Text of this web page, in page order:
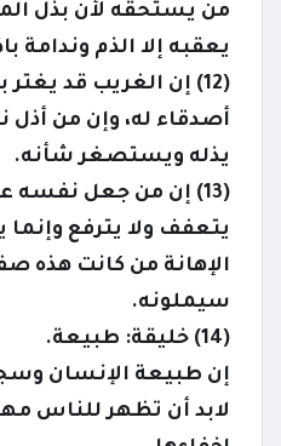
من يستحقه لأن بذل
يعقبه إلا الذم وندامة
(12) إن الغريب قد
أصدقاء له، وإن من أذل
يذله ويستصغر شأنه.
(13) إن من جعل نفسه
يتعفف ولا يترفع
الإهانة من كانت هذه
سيملونه.
(14) خليقة: طبيعة.
إن طبيعة الإنسان
لابد أن تظهر للناس